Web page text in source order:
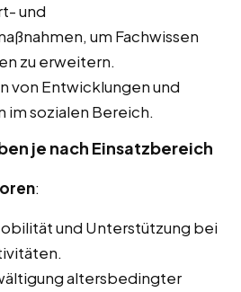
und
um Fachwissen
zu erweitern.
von Entwicklungen und
im sozialen Bereich.
je nach Einsatzbereich
:
und Unterstützung bei
altersbedingter